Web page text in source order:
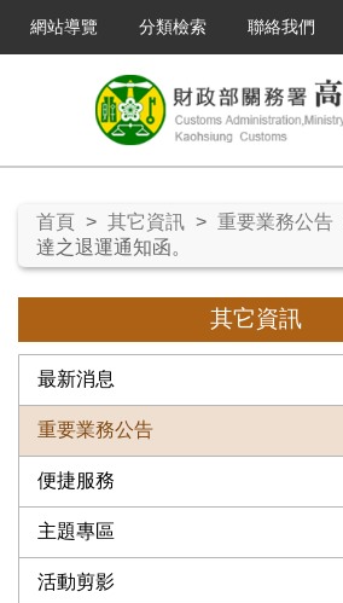
網站導覽 分類檢索 聯絡我們
首頁 > 其它資訊 > 重要業務公告
達之退運通知函。
其它資訊
最新消息
重要業務公告
便捷服務
主題專區
活動剪影